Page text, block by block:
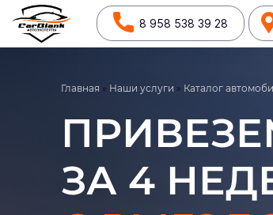
8 958 538 39 28
Главная » Наши услуги » Каталог
ЗА 4